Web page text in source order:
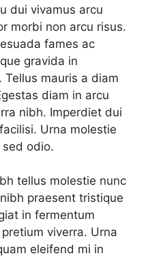
dui vivamus arcu
morbi non arcu risus.
fames ac
gravida in
mauris a diam
diam in arcu
nibh. Imperdiet dui
Urna molestie
odio.
tellus molestie nunc
praesent tristique
in fermentum
viverra. Urna
eleifend mi in